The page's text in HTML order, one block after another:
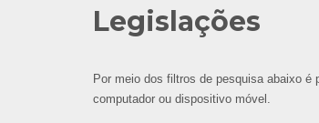
Legislações
Por meio dos filtros de pesquisa abaixo
computador ou dispositivo móvel.